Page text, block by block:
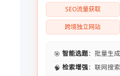
SEO流量获取
跨境独立网站
🎯 智能选题：批量生
🧠 检索增强：联网搜